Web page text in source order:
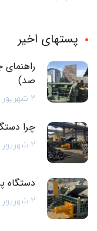
پستهای اخیر
صد)
2 شهریور , 1401
چرا
2 شهریور , 1401
دستگاه
2 شهریور , 1401